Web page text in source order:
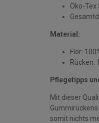
Öko-Tex
Material:
Flor:
Rücken:
Pflegetipps
Mit dieser
somit nichts